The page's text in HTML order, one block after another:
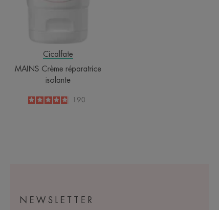
Cicalfate
MAINS Crème réparatrice
isolante
4.8
190
NEWSLETTER